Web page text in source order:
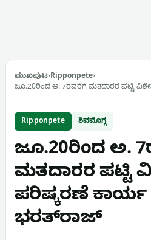
ಮುಖಪುಟ›Ripponpete›
ಜೂ.20ರಿಂದ ಅ. 7ರವರೆಗೆ ಮತದಾರರ ಪಟ್ಟಿ
Ripponpete ಶಿವಮೊಗ್ಗ
ಜೂ.20ರಿಂದ ಅ.
ಮತದಾರರ ಪಟ್ಟಿ
ಪರಿಷ್ಕರಣೆ ಕಾರ್ಯ
ಭರತ್‌ರಾಜ್